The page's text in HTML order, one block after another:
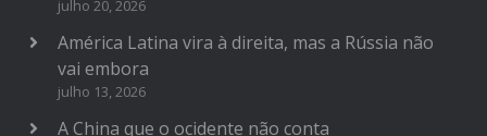
julho 20, 2026
América Latina vira à direita, mas a Rússia não
vai embora
julho 13, 2026
A China que o ocidente não conta